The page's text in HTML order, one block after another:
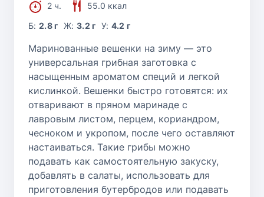
2 ч.
55.0 ккал
Б:2.8 г Ж: 3.2 г У: 4.2 г
Маринованные вешенки на зиму — это
универсальная грибная заготовка с
насыщенным ароматом специй и легкой
кислинкой. Вешенки быстро готовятся: их
отваривают в пряном маринаде с
лавровым листом, перцем, кориандром,
чесноком и укропом, после чего оставляют
настаиваться. Такие грибы можно
подавать как самостоятельную закуску,
добавлять в салаты, использовать для
приготовления бутербродов или подавать